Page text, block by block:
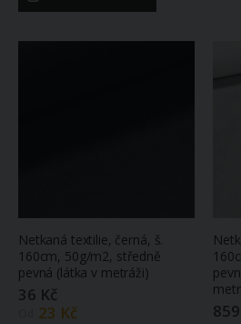
Netkaná textilie, černá, š.
160cm, 50g/m2, středně
pevná (látka v metráži)
36 Kč
23 Kč